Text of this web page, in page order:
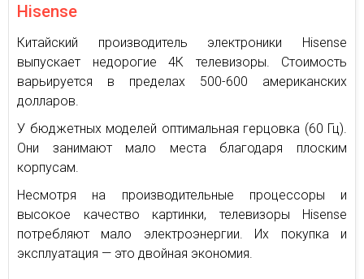
Hisense
Китайский производитель электроники Hisense
выпускает недорогие 4К телевизоры. Стоимость
варьируется в пределах 500-600 американских
долларов.
У бюджетных моделей оптимальная герцовка (60 Гц).
Они занимают мало места благодаря плоским
корпусам.
Несмотря на производительные процессоры и
высокое качество картинки, телевизоры Hisense
потребляют мало электроэнергии. Их покупка и
эксплуатация — это двойная экономия.